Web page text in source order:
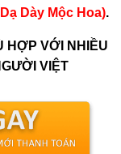
Dày Mộc Hoa).
HỢP VỚI NHIỀU
VIỆT